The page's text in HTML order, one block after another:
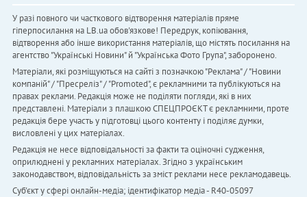
У разі повного чи часткового відтворення матеріалів пряме
гіперпосилання на LB.ua обов'язкове! Передрук, копіювання,
відтворення або інше використання матеріалів, що містять посилання на
агентство "Українськi Новини" й "Українська Фото Група", заборонено.
Матеріали, які розміщуються на сайті з позначкою "Реклама" / "Новини
компаній" / "Пресреліз" / "Promoted", є рекламними та публікуються на
правах реклами. Редакція може не поділяти погляди, які в них
представлені. Матеріали з плашкою СПЕЦПРОЄКТ є рекламними, проте
редакція бере участь у підготовці цього контенту і поділяє думки,
висловлені у цих матеріалах.
Редакція не несе відповідальності за факти та оціночні судження,
оприлюднені у рекламних матеріалах. Згідно з українським
законодавством, відповідальність за зміст реклами несе рекламодавець.
Cуб'єкт у сфері онлайн-медіа; ідентифікатор медіа - R40-05097